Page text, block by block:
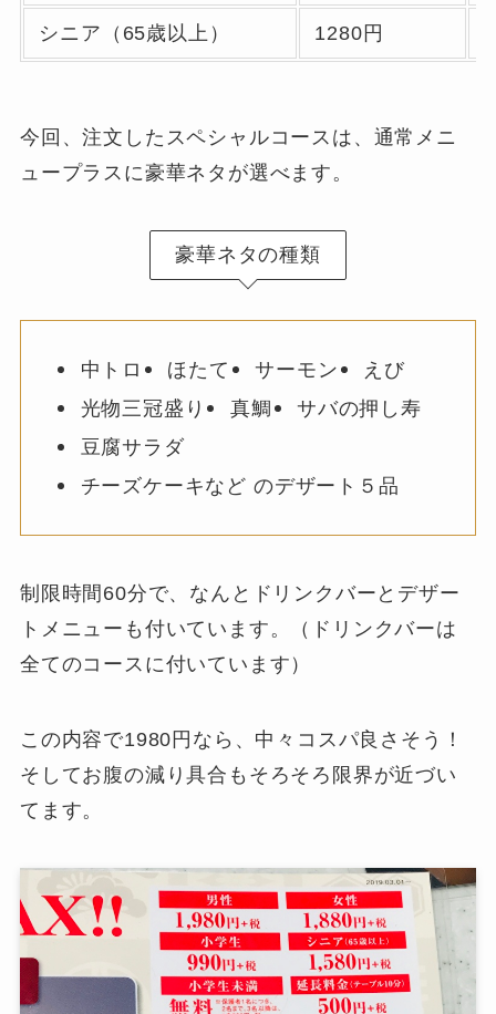
シニア（65歳以上） 1280円
今回、注文したスペシャルコースは、通常メニ
ュープラスに豪華ネタが選べます。
豪華ネタの種類
中トロ ほたて サーモン
えび
光物三冠盛り
真鯛
サバの押し寿
豆腐サラダ
チーズケーキなど のデザート５品
制限時間60分で、なんとドリンクバーとデザー
トメニューも付いています。（ドリンクバーは
全てのコースに付いています）
この内容で1980円なら、中々コスパ良さそう！
そしてお腹の減り具合もそろそろ限界が近づい
てます。